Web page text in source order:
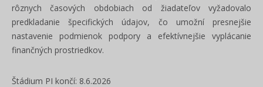
rôznych časových obdobiach od žiadateľov vyžadovalo
predkladanie špecifických údajov, čo umožní presnejšie
nastavenie podmienok podpory a efektívnejšie vyplácanie
finančných prostriedkov.
Štádium PI končí: 8.6.2026